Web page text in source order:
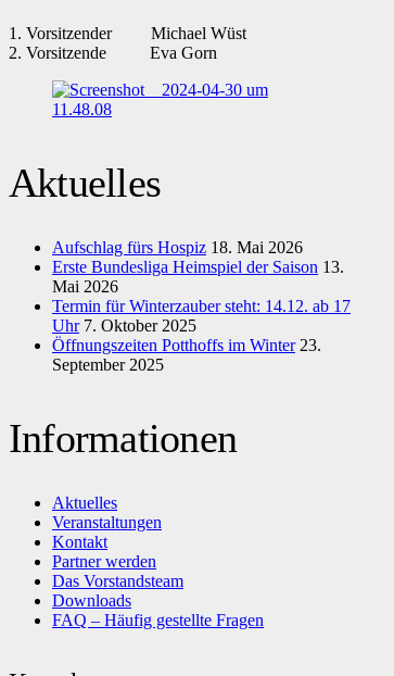
1. Vorsitzender Michael Wüst
2. Vorsitzende Eva Gorn
Aktuelles
Aufschlag fürs Hospiz 18. Mai 2026
Erste Bundesliga Heimspiel der Saison 13.
Mai 2026
Termin für Winterzauber steht: 14.12. ab 17
Uhr 7. Oktober 2025
Öffnungszeiten Potthoffs im Winter 23.
September 2025
Informationen
Aktuelles
Veranstaltungen
Kontakt
Partner werden
Das Vorstandsteam
Downloads
FAQ – Häufig gestellte Fragen